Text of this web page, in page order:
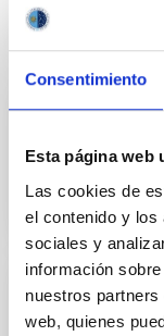
Consentimiento
Esta página web
Las cookies de
el contenido y los
sociales y
información
nuestros
web, quienes
Edificio: